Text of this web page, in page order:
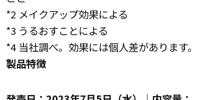
*2 メイクアップ効果による
*3 うるおすことによる
*4 当社調べ。効果には個人差があります。
製品特徴